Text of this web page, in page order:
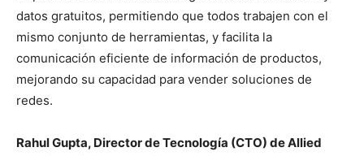
datos gratuitos, permitiendo que todos trabajen con el
mismo conjunto de herramientas, y facilita la
comunicación eficiente de información de productos,
mejorando su capacidad para vender soluciones de
redes.
Rahul Gupta, Director de Tecnología (CTO) de Allied